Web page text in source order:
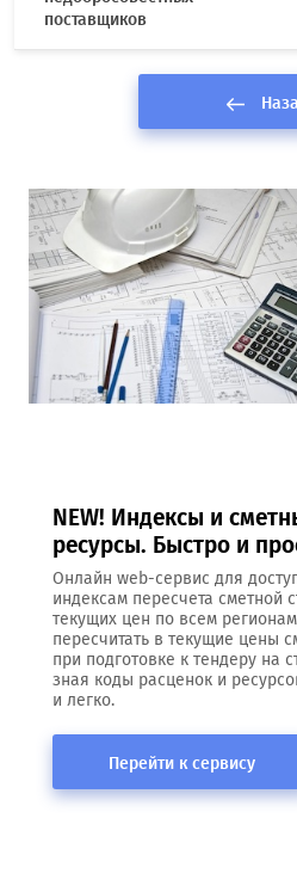
поставщиков
NEW! Индексы и
ресурсы. Быстро и
Онлайн web-сервис для
индексам пересчета сметной
текущих цен по всем
пересчитать в текущие цены
при подготовке к тендеру на
зная коды расценок и
и легко.
Перейти к сервису